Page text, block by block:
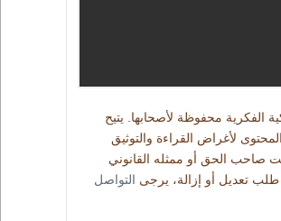
الفكرية محفوظة لأصحابها. يتيح
لأغراض القراءة والتوثيق
صاحب الحق أو ممثله القانوني
تعديل أو إزالة، يرجى التواصل